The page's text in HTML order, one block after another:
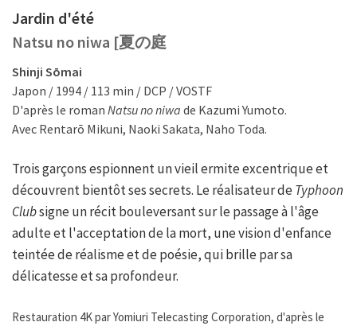
Jardin d'été
Natsu no niwa [夏の庭
Shinji Sōmai
Japon / 1994 / 113 min / DCP / VOSTF
D'après le roman Natsu no niwa de Kazumi Yumoto.
Avec Rentarō Mikuni, Naoki Sakata, Naho Toda.
Trois garçons espionnent un vieil ermite excentrique et
découvrent bientôt ses secrets. Le réalisateur deTyphoon
Clubsigne un récit bouleversant sur le passage à l'âge
adulte et l'acceptation de la mort, une vision d'enfance
teintée de réalisme et de poésie, qui brille par sa
délicatesse et sa profondeur.
Restauration 4K par Yomiuri Telecasting Corporation, d'après le